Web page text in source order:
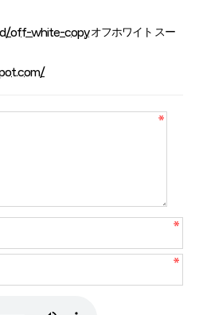
off-white-copyオフホワイト スー